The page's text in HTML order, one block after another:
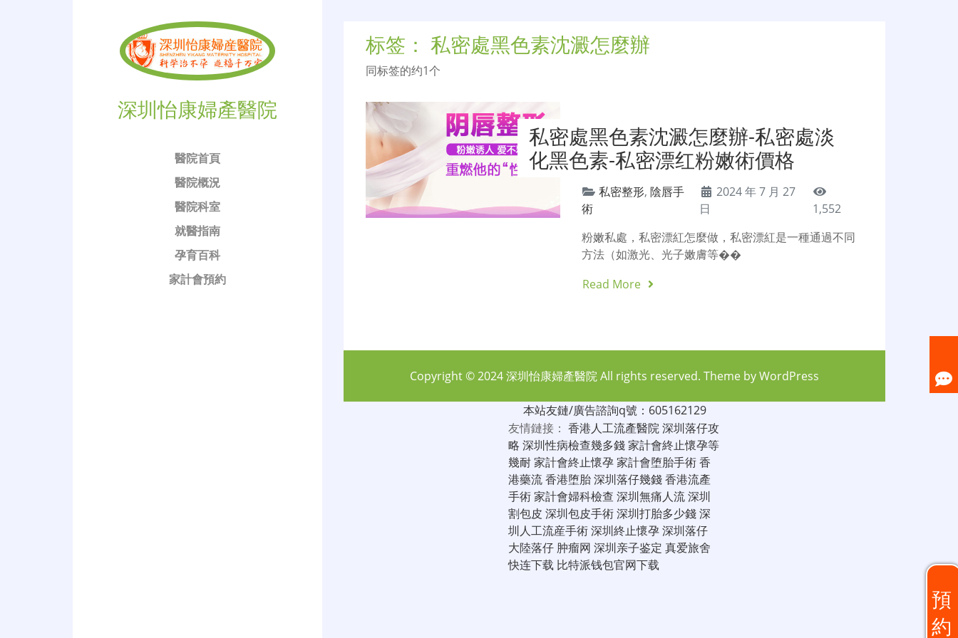
深圳怡康婦產醫院
醫院首頁
醫院概況
醫院科室
就醫指南
孕育百科
家計會預約
标签： 私密處黑色素沈澱怎麼辦
同标签的约1个
私密處黑色素沈澱怎麼辦-私密處淡
化黑色素-私密漂红粉嫩術價格
私密整形,陰唇手
術
2024 年 7 月 27
日
1,552
粉嫩私處，私密漂紅怎麼做，私密漂紅是一種通過不同
方法（如激光、光子嫩膚等��
Read More
預
約
Copyright © 2024深圳怡康婦產醫院All rights reserved. Theme byWordPress
本站友鏈/廣告諮詢q號：605162129
友情鏈接： 香港人工流產醫院深圳落仔攻
略 深圳性病檢查幾多錢家計會終止懷孕等
幾耐家計會終止懷孕家計會堕胎手術香
港藥流香港堕胎深圳落仔幾錢香港流產
手術家計會婦科檢查 深圳無痛人流深圳
割包皮 深圳包皮手術深圳打胎多少錢深
圳人工流産手術深圳終止懷孕深圳落仔
大陸落仔 肿瘤网 深圳亲子鉴定 真爱旅舍
快连下载 比特派钱包官网下载